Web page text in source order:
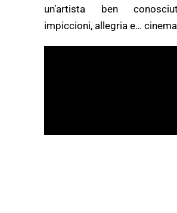
un’artista ben
impiccioni, allegria e…